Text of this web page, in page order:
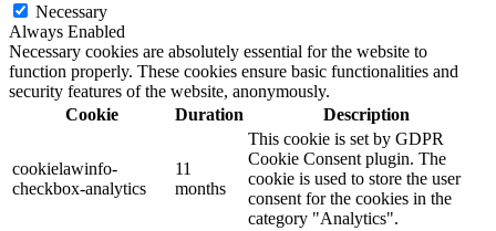
Necessary
Always Enabled
Necessary cookies are absolutely essential for the website to
function properly. These cookies ensure basic functionalities and
security features of the website, anonymously.
Cookie
Duration Description
cookielawinfo-
checkbox-analytics
11
months
This cookie is set by GDPR
Cookie Consent plugin. The
cookie is used to store the user
consent for the cookies in the
category "Analytics".